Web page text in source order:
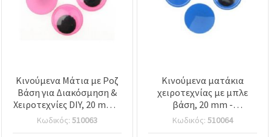
Κινούμενα Μάτια με Ροζ
Βάση για Διακόσμηση &
Χειροτεχνίες DIY, 20 mm –
Συσκευασία 20 τεμ.
Κωδικός: 510063
Κινούμενα ματάκια
χειροτεχνίας με μπλε
βάση, 20 mm -
Συσκευασία 20 τεμ.
Κωδικός: 510064